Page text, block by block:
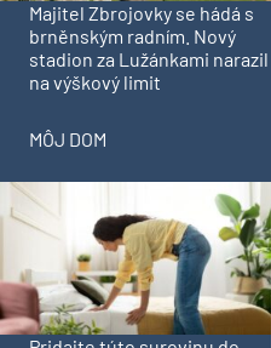
Majitel Zbrojovky se hádá s
brněnským radním. Nový
stadion za Lužánkami narazil
na výškový limit
MÔJ DOM